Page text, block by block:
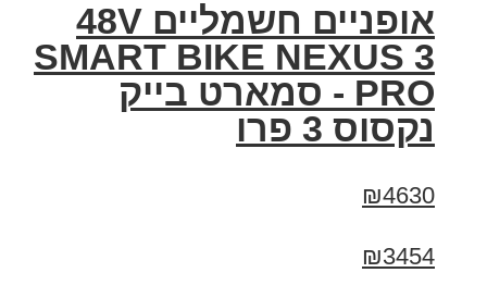
אופניים חשמליים 48V
SMART BIKE NEXUS 3
PRO - סמארט בייק
נקסוס 3 פרו
₪4630
₪3454